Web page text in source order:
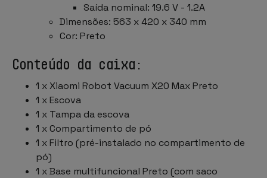
Saída nominal: 19.6 V - 1.2A
Dimensões: 563 x 420 x 340 mm
Cor: Preto
Conteúdo da caixa:
1 x Xiaomi Robot Vacuum X20 Max Preto
1 x Escova
1 x Tampa da escova
1 x Compartimento de pó
1 x Filtro (pré-instalado no compartimento de
pó)
1 x Base multifuncional Preto (com saco